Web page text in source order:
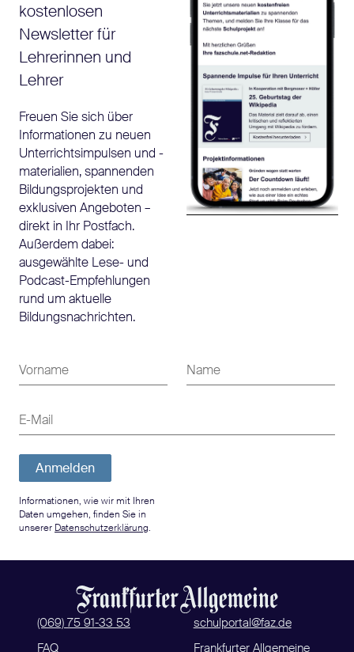
kostenlosen
Newsletter für
Lehrerinnen und
Lehrer
Freuen Sie sich über
Informationen zu neuen
Unterrichtsimpulsen und -
materialien, spannenden
Bildungsprojekten und
exklusiven Angeboten –
direkt in Ihr Postfach.
Außerdem dabei:
ausgewählte Lese- und
Podcast-Empfehlungen
rund um aktuelle
Bildungsnachrichten.
Vorname Name
E-Mail
Anmelden
Informationen, wie wir mit Ihren
Daten umgehen, finden Sie in
unserer Datenschutzerklärung.
(069) 75 91-33 53
schulportal@faz.de
FAQ
Frankfurter Allgemeine